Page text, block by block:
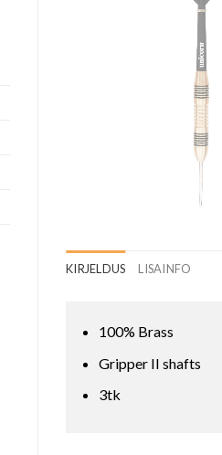
KIRJELDUS LISAINFO
100% Brass
Gripper II shafts
3tk